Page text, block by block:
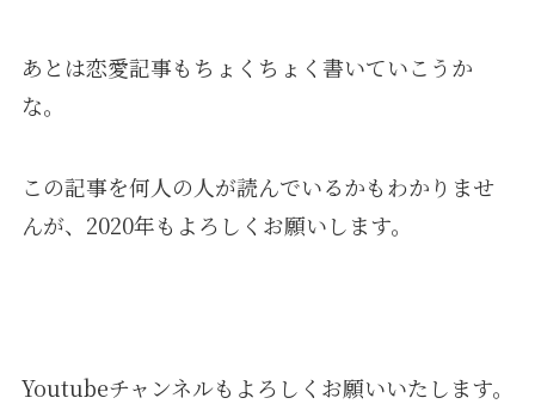
あとは恋愛記事もちょくちょく書いていこうか
な。
この記事を何人の人が読んでいるかもわかりませ
んが、2020年もよろしくお願いします。
Youtubeチャンネルもよろしくお願いいたします。